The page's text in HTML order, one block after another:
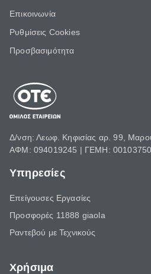
Επικοινωνία
Ρυθμίσεις Cookies
Προσβασιμότητα
Δ/νση: Λεωφ. Κηφισίας αρ. 99,
ΑΦΜ: 094019245 | ΓΕΜΗ:
Υπηρεσίες
Επείγουσες Εργασίες
Προσφορές 11888 giaola
Ραντεβού με Τεχνικούς
Χρήσιμα